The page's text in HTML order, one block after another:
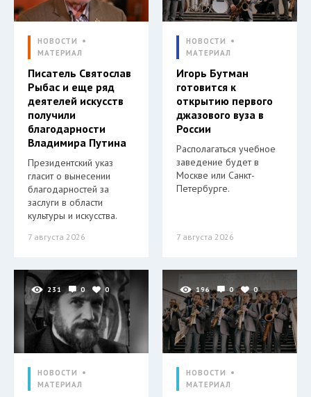
НОВОСТИ
МАТЕРИАЛ
Писатель Святослав
Рыбас и еще ряд
деятелей искусств
получили
благодарности
Владимира Путина
Президентский указ
гласит о вынесении
благодарностей за
заслуги в области
культуры и искусства.
7 августа 2026
НОВОСТИ
МАТЕРИАЛ
Игорь Бутман
готовится к
открытию первого
джазового вуза в
России
Располагаться учебное
заведение будет в
Москве или Санкт-
Петербурге.
7 августа 2026
231 0 0
НОВОСТИ
МАТЕРИАЛ
196 0 0
НОВОСТИ
МАТЕРИАЛ